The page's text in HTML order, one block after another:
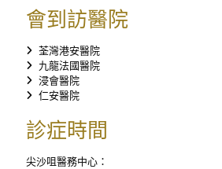
會到訪醫院
荃灣港安醫院
九龍法國醫院
浸會醫院
仁安醫院
診症時間
尖沙咀醫務中心：